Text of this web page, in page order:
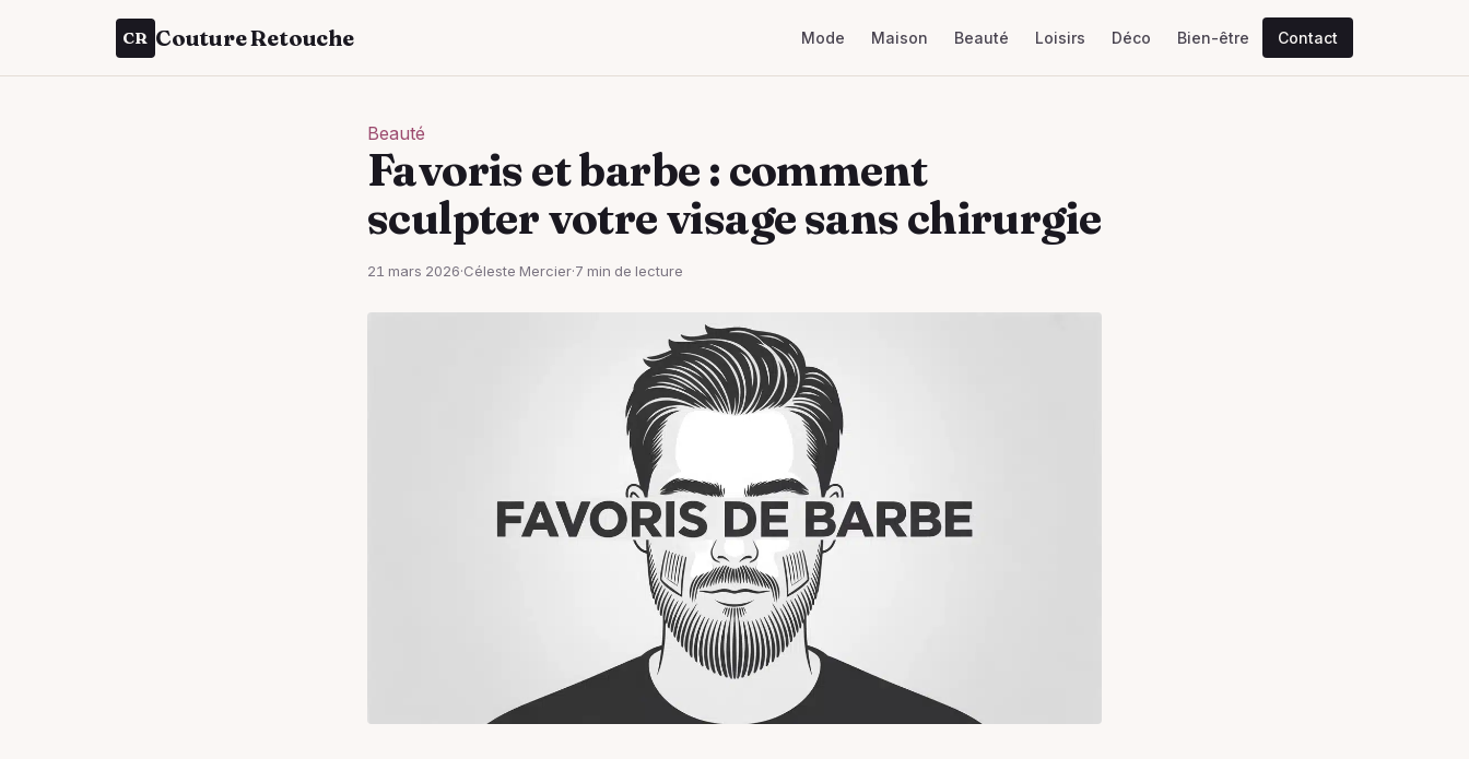
CR Couture Retouche Mode Maison Beauté Loisirs Déco Bien-être Contact
Beauté
Favoris et barbe : comment
sculpter votre visage sans chirurgie
21 mars 2026·Céleste Mercier·7 min de lecture